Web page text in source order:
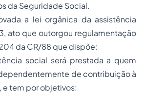
da Seguridade Social.
a lei orgânica da assistência
ato que outorgou regulamentação
da CR/88 que dispõe:
social será prestada a quem
de contribuição à
tem por objetivos: